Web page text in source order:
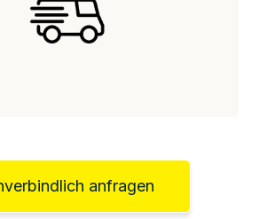
anfragen